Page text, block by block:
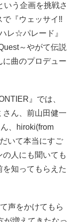
いう企画を挑戦さ
『ウェッサイ‼
レ☆パレード』
～やがて伝説
曲のプロデュー
』では、
さん、前山田健一
、hiroki(from
いて本当にすご
人にも聞いても
知ってもらえた
声をかけてもら